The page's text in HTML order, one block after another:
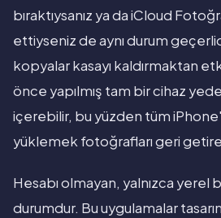
bıraktıysanız ya da iCloud
ettiyseniz de aynı durum
kopyalar kasayı kaldırmaktan
önce yapılmış tam bir cihaz
içerebilir, bu yüzden tüm
yüklemek fotoğrafları geri
Hesabı olmayan, yalnızca yerel
durumdur. Bu uygulamalar